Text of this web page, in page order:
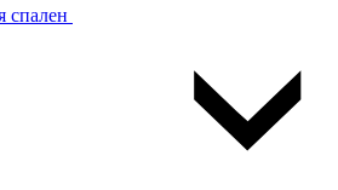
спален